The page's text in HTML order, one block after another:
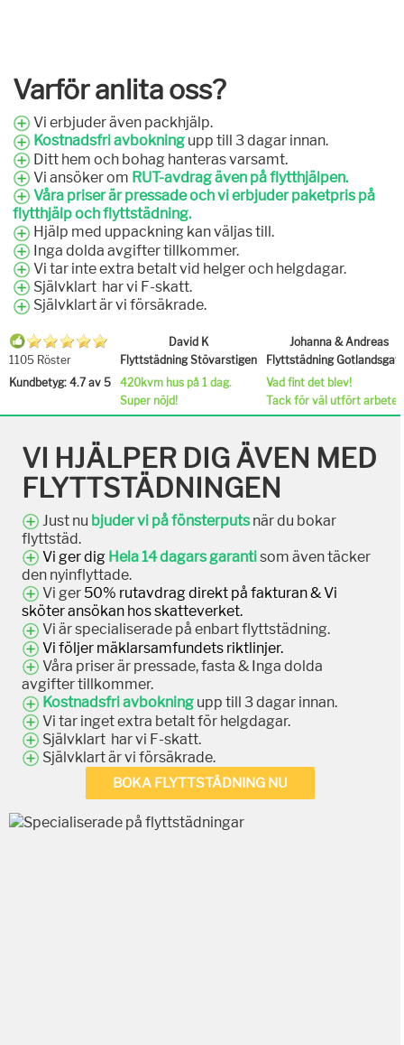
Varför anlita oss?
Vi erbjuder även packhjälp.
Kostnadsfri avbokning upp till 3 dagar innan.
Ditt hem och bohag hanteras varsamt.
Vi ansöker om RUT-avdrag även på flytthjälpen.
Våra priser är pressade och vi erbjuder paketpris på
flytthjälp och flyttstädning.
Hjälp med uppackning kan väljas till.
Inga dolda avgifter tillkommer.
Vi tar inte extra betalt vid helger och helgdagar.
Självklart har vi F-skatt.
Självklart är vi försäkrade.
1105 Röster
Kundbetyg: 4.7 av 5
David K
Flyttstädning Stövarstigen
420kvm hus på 1 dag.
Super nöjd!
Johanna & Andreas
Flyttstädning
Vad fint det blev!
Tack för väl utfört arbete.
VI HJÄLPER DIG ÄVEN MED
FLYTTSTÄDNINGEN
Just nu bjuder vi på fönsterputs när du bokar
flyttstäd.
Vi ger dig Hela 14 dagars garantisom även täcker
den nyinflyttade.
Vi ger 50% rutavdrag direkt på fakturan & Vi
sköter ansökan hos skatteverket.
Vi är specialiserade på enbart flyttstädning.
Vi följer mäklarsamfundets riktlinjer.
Våra priser är pressade, fasta & Inga dolda
avgifter tillkommer.
Kostnadsfri avbokning upp till 3 dagar innan.
Vi tar inget extra betalt för helgdagar.
Självklart har vi F-skatt.
Självklart är vi försäkrade.
BOKA FLYTTSTÄDNING NU